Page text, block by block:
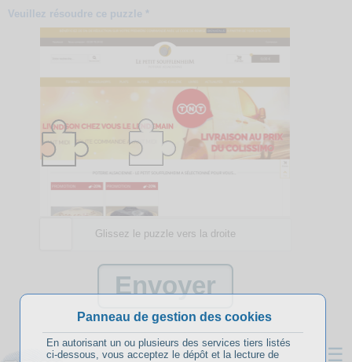
Veuillez résoudre ce puzzle *
Glissez le puzzle vers la droite
☰
Panneau de gestion des cookies
En autorisant un ou plusieurs des services tiers listés
ci-dessous, vous acceptez le dépôt et la lecture de